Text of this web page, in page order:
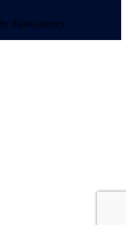
digital agency